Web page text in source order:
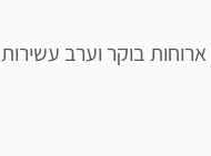
ארוחות בוקר וערב עשירות